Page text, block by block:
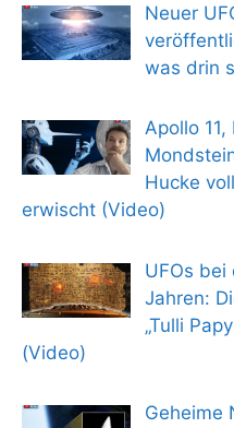
Neuer
was drin
Apollo
Hucke
erwischt (Video)
UFOs bei
Jahren:
„Tulli
(Video)
Geheime